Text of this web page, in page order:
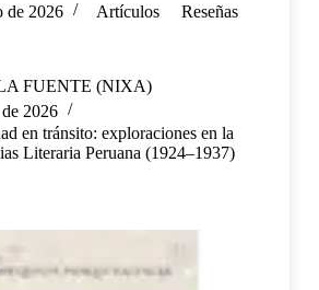
de 2026
Artículos Reseñas
FUENTE (NIXA)
2026
en tránsito: exploraciones en la
Literaria Peruana (1924–1937)